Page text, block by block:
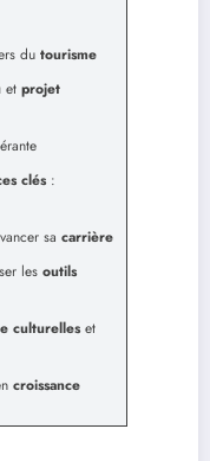
du tourisme
et projet
clés:
sa carrière
les outils
culturelleset
croissance